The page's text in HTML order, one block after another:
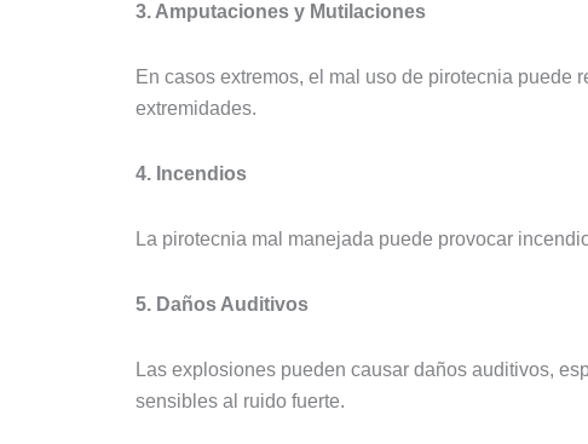
3. Amputaciones y Mutilaciones
En casos extremos, el mal uso de pirotecnia puede
extremidades.
4. Incendios
La pirotecnia mal manejada puede provocar
5. Daños Auditivos
Las explosiones pueden causar daños auditivos,
sensibles al ruido fuerte.